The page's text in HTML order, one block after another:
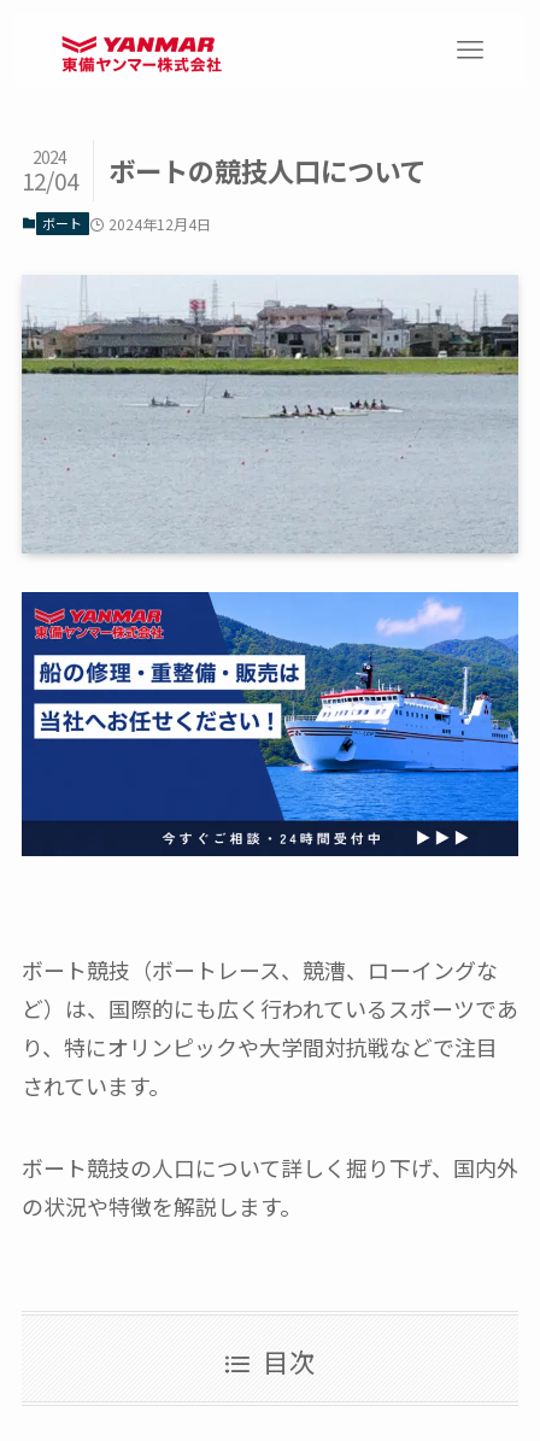
ボートの競技人口について
2024
12/04
ボート 2024年12月4日
ボート競技（ボートレース、競漕、ローイングな
ど）は、国際的にも広く行われているスポーツであ
り、特にオリンピックや大学間対抗戦などで注目
されています。
ボート競技の人口について詳しく掘り下げ、国内外
の状況や特徴を解説します。
目次